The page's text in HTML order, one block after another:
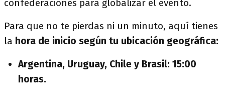
confederaciones para globalizar el evento.
Para que no te pierdas ni un minuto, aquí tienes
la hora de inicio según tu ubicación geográfica:
Argentina, Uruguay, Chile y Brasil: 15:00
horas.